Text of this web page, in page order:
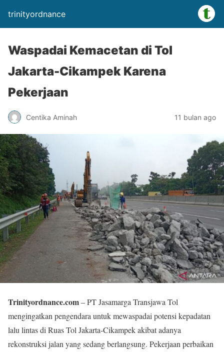
trinityordnance
Waspadai Kemacetan di Tol
Jakarta-Cikampek Karena
Pekerjaan
Centika Aminah 11 bulan ago
Trinityordnance.com– PT Jasamarga Transjawa Tol
mengingatkan pengendara untuk mewaspadai potensi kepadatan
lalu lintas di Ruas Tol Jakarta-Cikampek akibat adanya
rekonstruksi jalan yang sedang berlangsung. Pekerjaan perbaikan